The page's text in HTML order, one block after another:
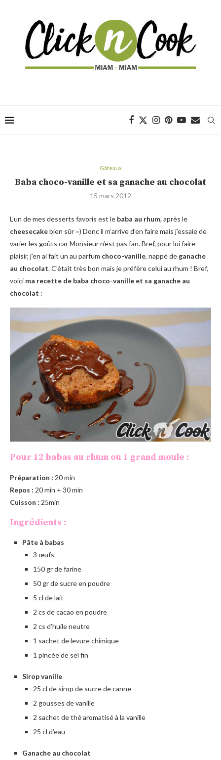
Gâteaux
Baba choco-vanille et sa ganache au chocolat
15 mars 2012
L’un de mes desserts favoris est le baba au rhum, après le
cheesecakebien sûr =) Donc il m’arrive d’en faire mais j’essaie de
varier les goûts car Monsieur n’est pas fan. Bref, pour lui faire
plaisir, j’en ai fait un au parfum choco-vanille, nappé de ganache
au chocolat. C’était très bon mais je préfère celui au rhum ! Bref,
voici ma recette de baba choco-vanille et sa ganache au
chocolat :
Pour 12 babas au rhum ou 1 grand moule :
Préparation : 20 min
Repos : 20 min + 30 min
Cuisson : 25min
Ingrédients :
Pâte à babas
3 œufs
150 gr de farine
50 gr de sucre en poudre
5 cl de lait
2 cs de cacao en poudre
2 cs d’huile neutre
1 sachet de levure chimique
1 pincée de sel fin
Sirop vanille
25 cl de sirop de sucre de canne
2 gousses de vanille
2 sachet de thé aromatisé à la vanille
25 cl d’eau
Ganache au chocolat